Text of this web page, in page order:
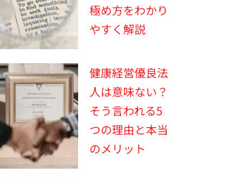
極め方をわかり
やすく解説
健康経営優良法
人は意味ない？
そう言われる5
つの理由と本当
のメリット